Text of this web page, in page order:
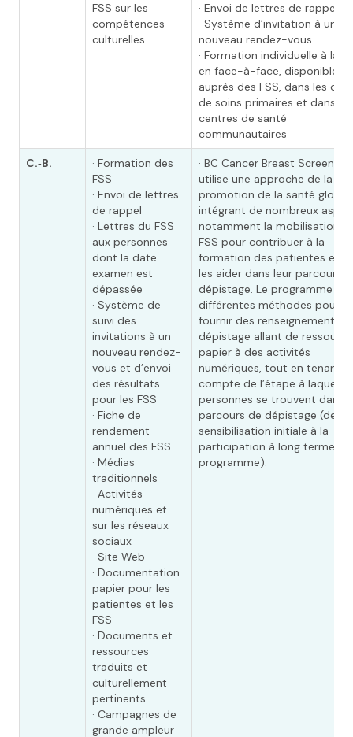
FSS sur les
compétences
culturelles
· Envoi de lettres de rappel
· Système d’invitation à un
nouveau rendez-vous
· Formation individuelle à la
en face-à-face, disponible
auprès des FSS, dans les
de soins primaires et dans les
centres de santé
communautaires
C.‑B.
· Formation des
FSS
· Envoi de lettres
de rappel
· Lettres du FSS
aux personnes
dont la date
examen est
dépassée
· Système de
suivi des
invitations à un
nouveau rendez-
vous et d’envoi
des résultats
pour les FSS
· Fiche de
rendement
annuel des FSS
· Médias
traditionnels
· Activités
numériques et
sur les réseaux
sociaux
· Site Web
· Documentation
papier pour les
patientes et les
FSS
· Documents et
ressources
traduits et
culturellement
pertinents
· Campagnes de
grande ampleur
· BC Cancer Breast Screening
utilise une approche de la
promotion de la santé
intégrant de nombreux
notamment la mobilisation
FSS pour contribuer à la
formation des patientes et
les aider dans leur parcours
dépistage. Le programme
différentes méthodes pour
fournir des renseignements
dépistage allant de
papier à des activités
numériques, tout en tenant
compte de l’étape à laquelle
personnes se trouvent dans
parcours de dépistage (de la
sensibilisation initiale à la
participation à long terme au
programme).